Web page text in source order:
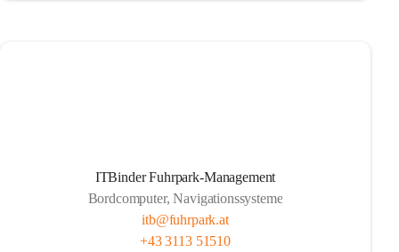
ITBinder Fuhrpark-Management
Bordcomputer, Navigationssysteme
itb@fuhrpark.at
+43 3113 51510